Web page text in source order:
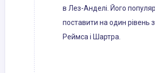
в Лез-Анделі. Його
поставити на один рівень
Реймса і Шартра.